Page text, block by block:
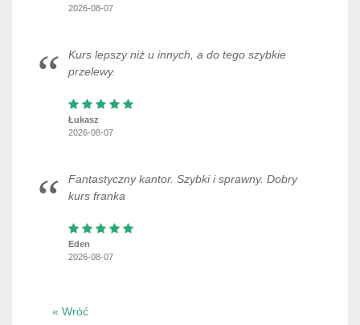
2026-08-07
Kurs lepszy niż u innych, a do tego szybkie
przelewy.
Łukasz
2026-08-07
Fantastyczny kantor. Szybki i sprawny. Dobry
kurs franka
Eden
2026-08-07
« Wróć